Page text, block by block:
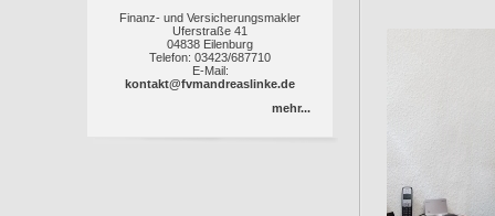
Finanz- und Versicherungsmakler
Uferstraße 41
04838 Eilenburg
Telefon: 03423/687710
E-Mail:
kontakt@fvmandreaslinke.de
mehr...